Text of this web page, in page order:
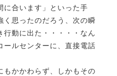
に合います」といった手
く思ったのだろう、次の瞬
行動に出た・・・・・なん
ールセンターに、直接電話
もかかわらず、しかもその